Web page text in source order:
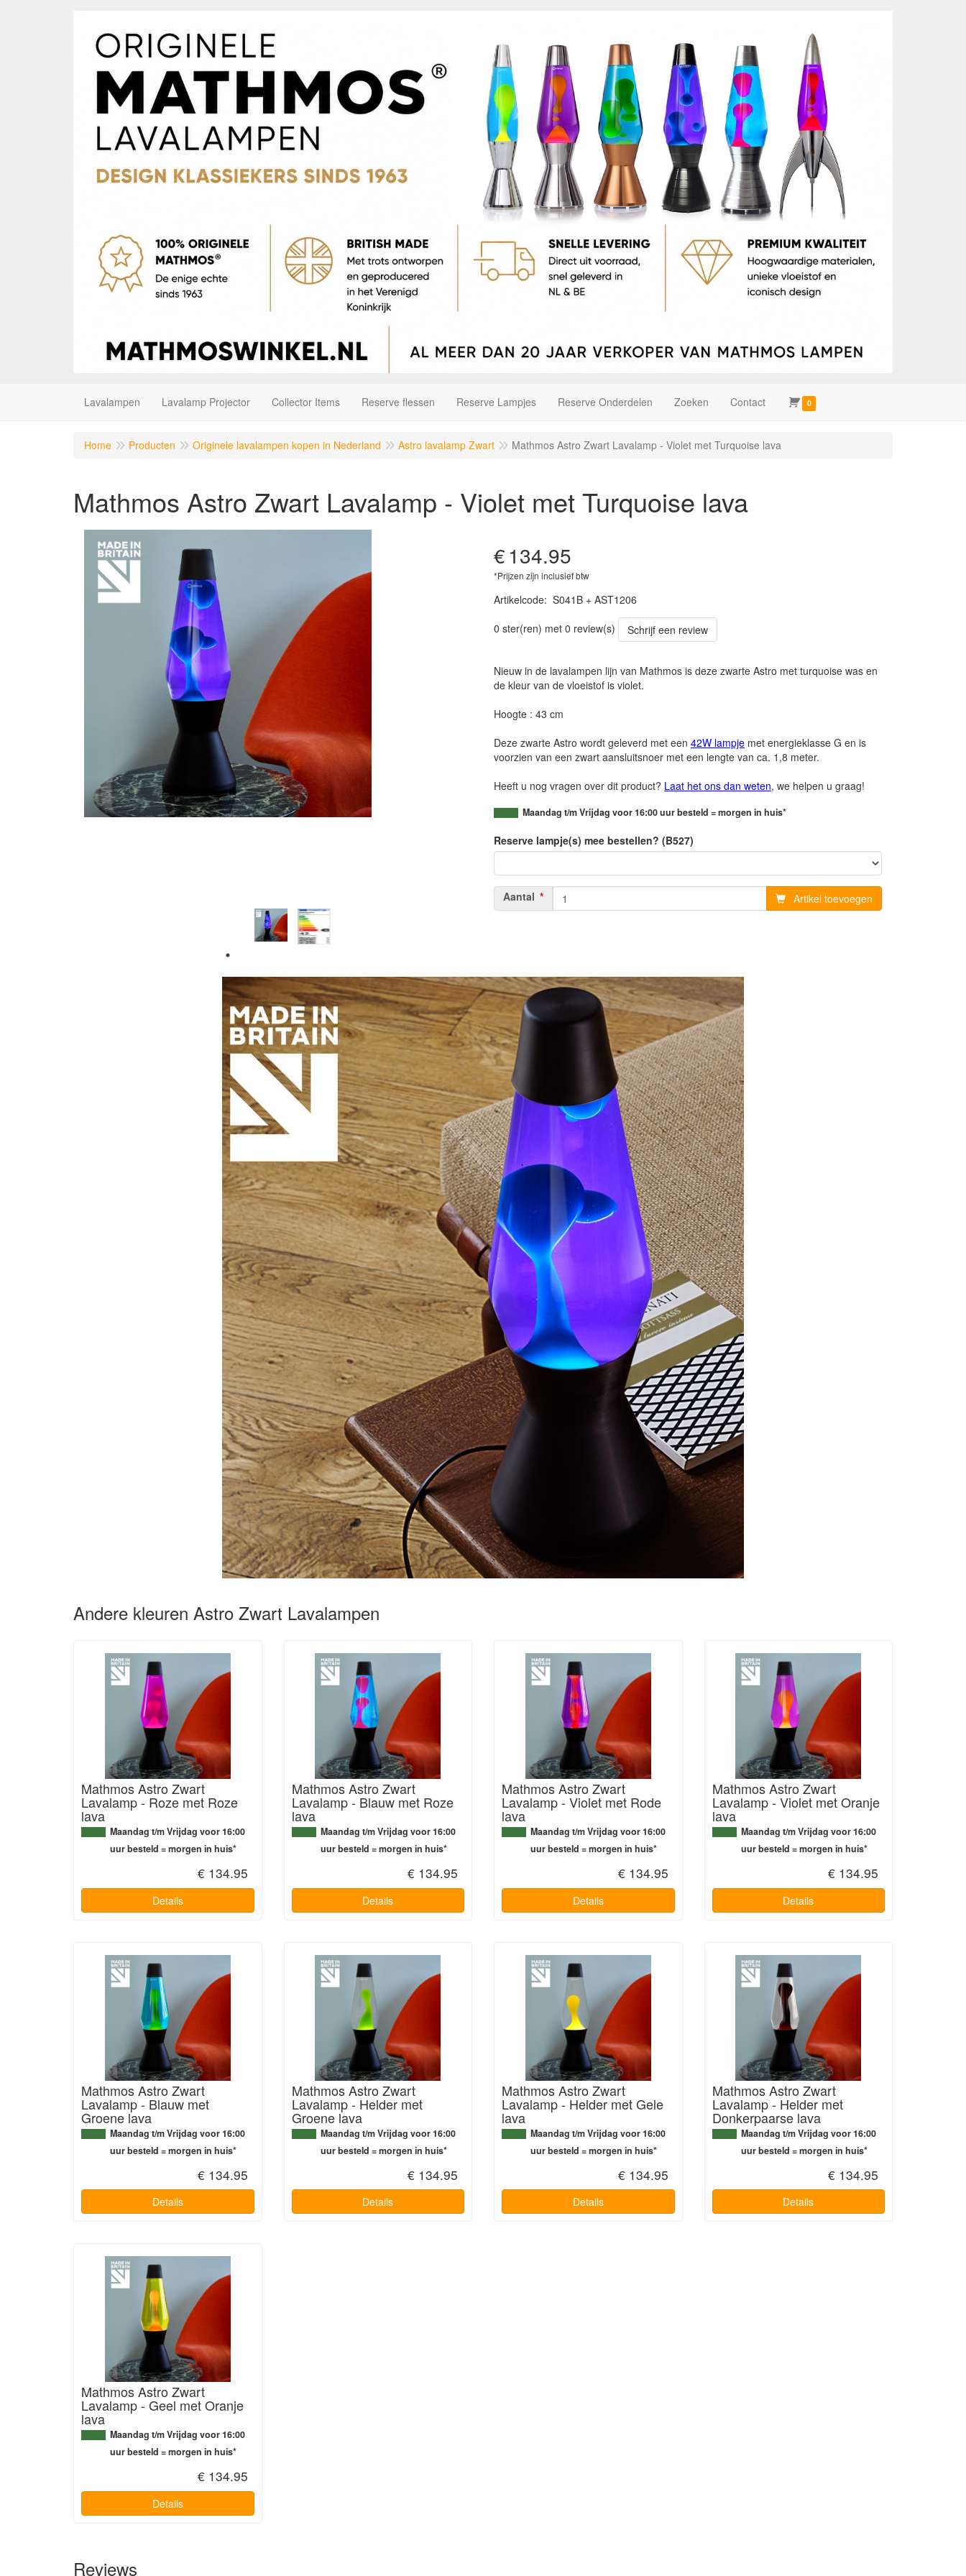
Lavalampen Lavalamp Projector Collector Items Reserve flessen Reserve Lampjes Reserve Onderdelen Zoeken Contact 0
Home Producten Originele lavalampen kopen in Nederland Astro lavalamp Zwart Mathmos Astro Zwart Lavalamp - Violet met Turquoise lava
Mathmos Astro Zwart Lavalamp - Violet met Turquoise lava
€134.95
*Prijzen zijn inclusief btw
Artikelcode: S041B + AST1206
0 ster(ren) met 0 review(s)
Schrijf een review
Nieuw in de lavalampen lijn van Mathmos is deze zwarte Astro met turquoise was en
de kleur van de vloeistof is violet.
Hoogte : 43 cm
Deze zwarte Astro wordt geleverd met een 42W lampje met energieklasse G en is
voorzien van een zwart aansluitsnoer met een lengte van ca. 1,8 meter.
Heeft u nog vragen over dit product? Laat het ons dan weten, we helpen u graag!
Maandag t/m Vrijdag voor 16:00 uur besteld = morgen in huis*
Reserve lampje(s) mee bestellen? (B527)
Aantal Artikel toevoegen
Andere kleuren Astro Zwart Lavalampen
Mathmos Astro Zwart
Lavalamp - Roze met Roze
lava
Maandag t/m Vrijdag voor 16:00
uur besteld = morgen in huis*
€ 134.95
Details
Mathmos Astro Zwart
Lavalamp - Blauw met Roze
lava
Maandag t/m Vrijdag voor 16:00
uur besteld = morgen in huis*
€ 134.95
Details
Mathmos Astro Zwart
Lavalamp - Violet met Rode
lava
Maandag t/m Vrijdag voor 16:00
uur besteld = morgen in huis*
€ 134.95
Details
Mathmos Astro Zwart
Lavalamp - Violet met Oranje
lava
Maandag t/m Vrijdag voor 16:00
uur besteld = morgen in huis*
€ 134.95
Details
Mathmos Astro Zwart
Lavalamp - Blauw met
Groene lava
Maandag t/m Vrijdag voor 16:00
uur besteld = morgen in huis*
€ 134.95
Details
Mathmos Astro Zwart
Lavalamp - Helder met
Groene lava
Maandag t/m Vrijdag voor 16:00
uur besteld = morgen in huis*
€ 134.95
Details
Mathmos Astro Zwart
Lavalamp - Helder met Gele
lava
Maandag t/m Vrijdag voor 16:00
uur besteld = morgen in huis*
€ 134.95
Details
Mathmos Astro Zwart
Lavalamp - Helder met
Donkerpaarse lava
Maandag t/m Vrijdag voor 16:00
uur besteld = morgen in huis*
€ 134.95
Details
Mathmos Astro Zwart
Lavalamp - Geel met Oranje
lava
Maandag t/m Vrijdag voor 16:00
uur besteld = morgen in huis*
€ 134.95
Details
Reviews